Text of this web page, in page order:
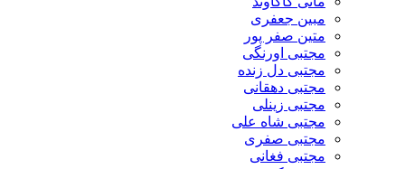
مبین جعفری
متین صفر پور
مجتبی اورنگی
مجتبی دل زنده
مجتبی دهقانی
مجتبی زینلی
مجتبی شاه علی
مجتبی صفری
مجتبی فغانی